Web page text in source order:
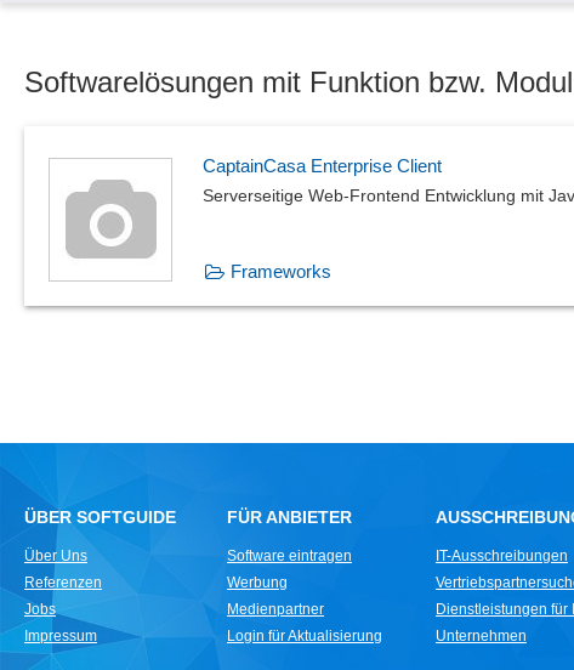
Softwarelösungen mit Funktion bzw.
CaptainCasa Enterprise Client
Serverseitige Web-Frontend Entwicklung mit
Frameworks
ÜBER SOFTGUIDE
Über Uns
Referenzen
Jobs
Impressum
FÜR ANBIETER
Software eintragen
Werbung
Medienpartner
Login für Aktualisierung
IT-Ausschreibungen
Dienstleistungen für
Unternehmen